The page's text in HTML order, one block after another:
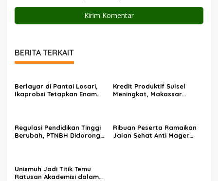
BERITA TERKAIT
Berlayar di Pantai Losari,
Ikaprobsi Tetapkan Enam
Kredit Produktif Sulsel
Meningkat, Makassar
Regulasi Pendidikan Tinggi
Berubah, PTNBH Didorong
Ribuan Peserta Ramaikan
Jalan Sehat Anti Mager
Unismuh Jadi Titik Temu
Ratusan Akademisi dalam